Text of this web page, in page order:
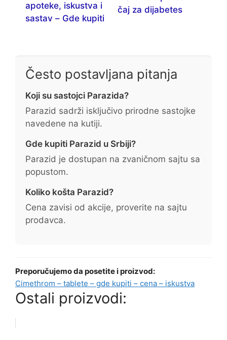
apoteke, iskustva i
sastav – Gde kupiti
čaj za dijabetes
Često postavljana pitanja
Koji su sastojci Parazida?
Parazid sadrži isključivo prirodne sastojke
navedene na kutiji.
Gde kupiti Parazid u Srbiji?
Parazid je dostupan na zvaničnom sajtu sa
popustom.
Koliko košta Parazid?
Cena zavisi od akcije, proverite na sajtu
prodavca.
Preporučujemo da posetite i proizvod:
Cimethrom – tablete – gde kupiti – cena – iskustva
Ostali proizvodi: